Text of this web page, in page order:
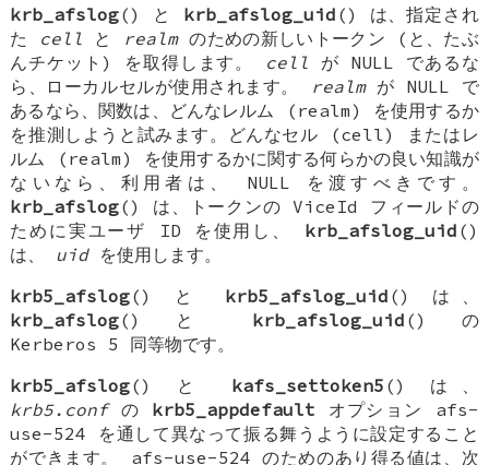
krb_afslog() と krb_afslog_uid () は、指定され
た cell と realmのための新しいトークン (と、たぶ
んチケット) を取得します。
cell が NULL であるな
ら、ローカルセルが使用されます。
realmが NULL で
あるなら、関数は、どんなレルム (realm) を使用するか
を推測しようと試みます。どんなセル (cell) またはレ
ルム (realm) を使用するかに関する何らかの良い知識が
ないなら、利用者は、 NULL を渡すべきです。
krb_afslog() は、トークンのViceId
フィールドの
ために実ユーザ ID を使用し、 krb_afslog_uid ()
は、 uidを使用します。
krb5_afslog() と krb5_afslog_uid () は、
krb_afslog() と krb_afslog_uid () の
Kerberos 5 同等物です。
krb5_afslog() と kafs_settoken5 () は、
krb5.confの krb5_appdefault オプション afs-
use-524 を通して異なって振る舞うように設定すること
ができます。 afs-use-524 のためのあり得る値は、次